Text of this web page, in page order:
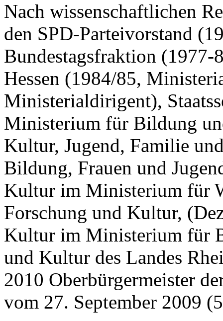
Nach wissenschaftlichen
den SPD-Parteivorstand
Bundestagsfraktion (1977-
Hessen (1984/85,
Ministerialdirigent),
Ministerium für Bildung
Kultur, Jugend, Familie
Bildung, Frauen und
Kultur im Ministerium für
Forschung und Kultur,
Kultur im Ministerium für
und Kultur des Landes
2010 Oberbürgermeister
vom 27. September 2009